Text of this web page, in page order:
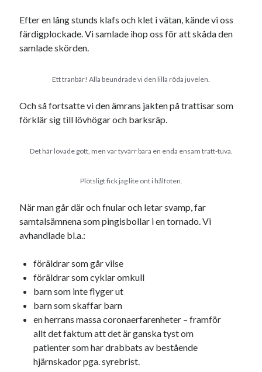
Efter en lång stunds klafs och klet i vätan, kände vi oss
färdigplockade. Vi samlade ihop oss för att skåda den
samlade skörden.
Ett tranbär! Alla beundrade vi den lilla röda juvelen.
Och så fortsatte vi den ämrans jakten på trattisar som
förklär sig till lövhögar och barksräp.
Det här lovade gott, men var tyvärr bara en enda ensam tratt-tuva.
Plötsligt fick jag lite ont i hålfoten.
När man går där och fnular och letar svamp, far
samtalsämnena som pingisbollar i en tornado. Vi
avhandlade bl.a.:
föräldrar som går vilse
föräldrar som cyklar omkull
barn som inte flyger ut
barn som skaffar barn
en herrans massa coronaerfarenheter – framför
allt det faktum att det är ganska tyst om
patienter som har drabbats av bestående
hjärnskador pga. syrebrist.